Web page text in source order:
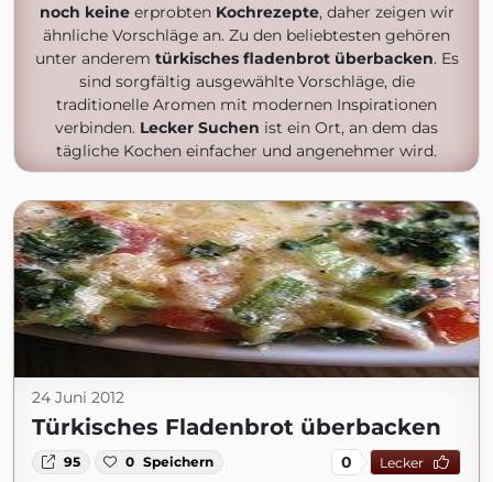
noch keineerprobten Kochrezepte, daher zeigen wir
ähnliche Vorschläge an. Zu den beliebtesten gehören
unter anderem türkisches fladenbrot überbacken. Es
sind sorgfältig ausgewählte Vorschläge, die
traditionelle Aromen mit modernen Inspirationen
verbinden. Lecker Suchen ist ein Ort, an dem das
tägliche Kochen einfacher und angenehmer wird.
24 Juni 2012
Türkisches Fladenbrot überbacken
95 0 Speichern 0 Lecker